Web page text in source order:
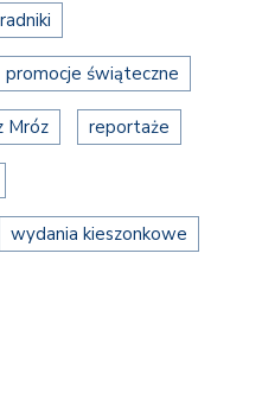
promocje świąteczne
Mróz reportaże
wydania kieszonkowe